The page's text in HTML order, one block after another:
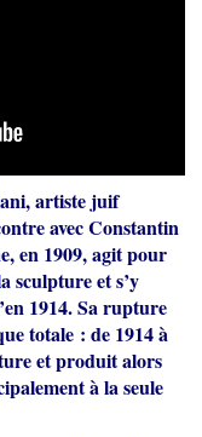
artiste juif
avec Constantin
en 1909, agit pour
sculpture et s’y
1914. Sa rupture
totale : de 1914 à
et produit alors
à la seule